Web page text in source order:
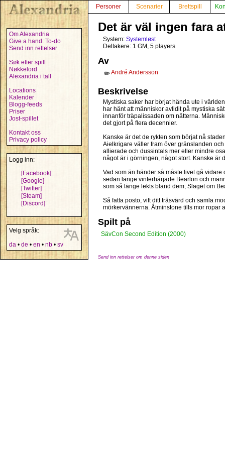
Om Alexandria
Give a hand: To-do
Send inn rettelser
Søk etter spill
Nøkkelord
Alexandria i tall
Locations
Kalender
Blogg-feeds
Priser
Jost-spillet
Kontakt oss
Privacy policy
Logg inn:
[Facebook]
[Google]
[Twitter]
[Steam]
[Discord]
Velg språk:
da • de • en • nb • sv
Personer Scenarier Brettspill
Det är väl ingen fara
System: Systemløst
Deltakere: 1 GM, 5 players
Av
✏️André Andersson
Beskrivelse
Mystiska saker har börjat hända ute i
har hänt att människor avlidit på mystiska
innanför träpalissaden om nätterna.
det gjort på flera decennier.
Kanske är det de rykten som börjat nå
Aielkrigare väller fram över gränslanden
allierade och dussintals mer eller mindre
något är i görningen, något stort. Kanske är
Vad som än händer så måste livet gå
sedan länge vinterhärjade Bearlon och
som så länge lekts bland dem; Slaget om
Så fatta posto, vift ditt träsvärd och samla
mörkervännerna. Åtminstone tills mor ropar
Spilt på
SävCon Second Edition (2000)
Send inn rettelser om denne siden